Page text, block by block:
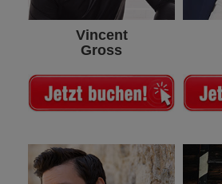
Vincent
Gross